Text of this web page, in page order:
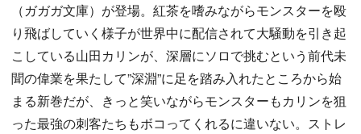
（ガガガ文庫）が登場。紅茶を嗜みながらモンスターを殴
り飛ばしていく様子が世界中に配信されて大騒動を引き起
こしている山田カリンが、深層にソロで挑むという前代未
聞の偉業を果たして”深淵”に足を踏み入れたところから始
まる新巻だが、きっと笑いながらモンスターもカリンを狙
った最強の刺客たちもボコってくれるに違いない。ストレ